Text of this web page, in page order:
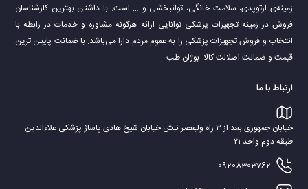
زمینه‌ی ارتوپدی، سلامت خانگی، توانبخشی و … است. با داشتن بهترین کارشناسان
فروش در زمینه تجهیزات پزشکی توانایی ارائه هرگونه مشاوره و خدمات در رابطه با
انتخاب و فروش تجهیزات پزشکی را به عموم مردم دارا می‌‌‌‌باشد. با ضمانت پایین ترین
قیمت و ضمانت اصلالت کالا .بوژان طب
ارتباط با ما
خیابان جمهوری بعد از ۳ راه ولیعصر نبش خیابان شیخ هادی پاساژ پزشکی علاءالدین
طبقه دوم واحد ۲۱
09208303762